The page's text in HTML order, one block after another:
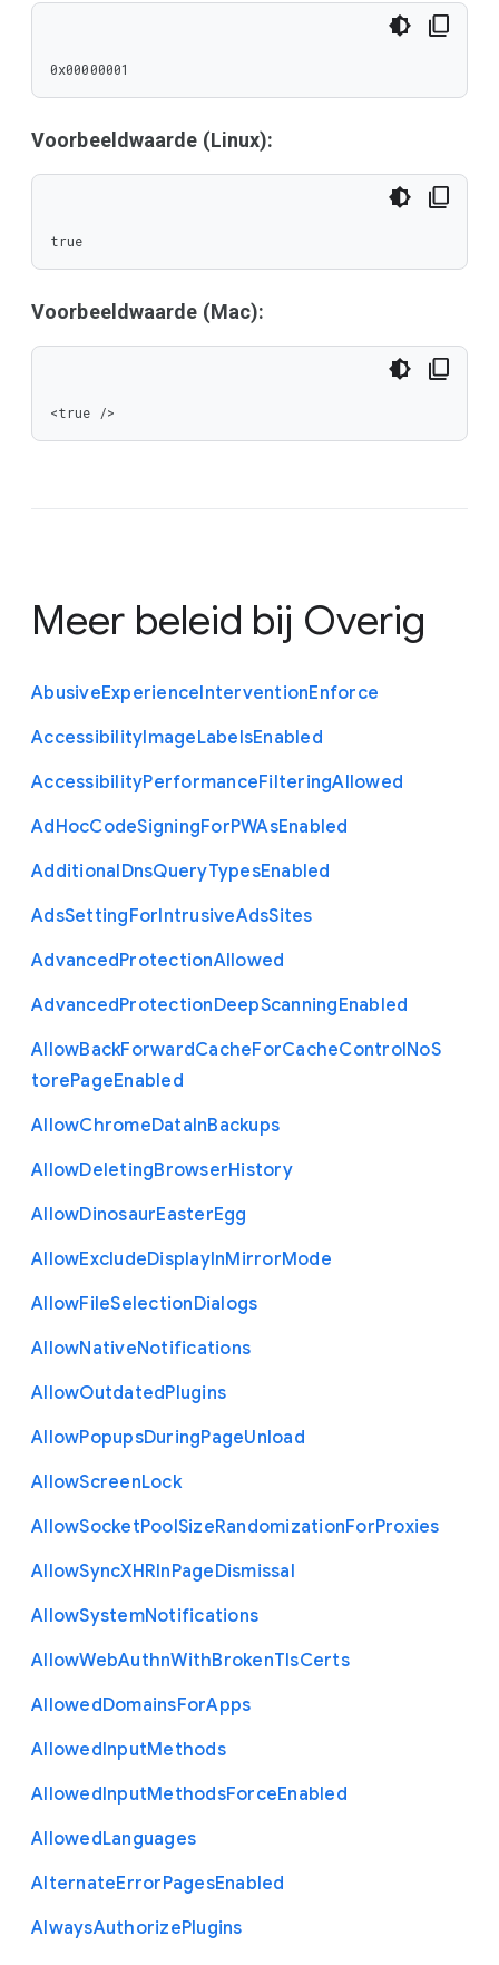
0x00000001
Voorbeeldwaarde (Linux):
true
Voorbeeldwaarde (Mac):
<true />
Meer beleid bij Overig
AbusiveExperienceInterventionEnforce
AccessibilityImageLabelsEnabled
AccessibilityPerformanceFilteringAllowed
AdHocCodeSigningForPWAsEnabled
AdditionalDnsQueryTypesEnabled
AdsSettingForIntrusiveAdsSites
AdvancedProtectionAllowed
AdvancedProtectionDeepScanningEnabled
AllowBackForwardCacheForCacheControlNoS
torePageEnabled
AllowChromeDataInBackups
AllowDeletingBrowserHistory
AllowDinosaurEasterEgg
AllowExcludeDisplayInMirrorMode
AllowFileSelectionDialogs
AllowNativeNotifications
AllowOutdatedPlugins
AllowPopupsDuringPageUnload
AllowScreenLock
AllowSocketPoolSizeRandomizationForProxies
AllowSyncXHRInPageDismissal
AllowSystemNotifications
AllowWebAuthnWithBrokenTlsCerts
AllowedDomainsForApps
AllowedInputMethods
AllowedInputMethodsForceEnabled
AllowedLanguages
AlternateErrorPagesEnabled
AlwaysAuthorizePlugins